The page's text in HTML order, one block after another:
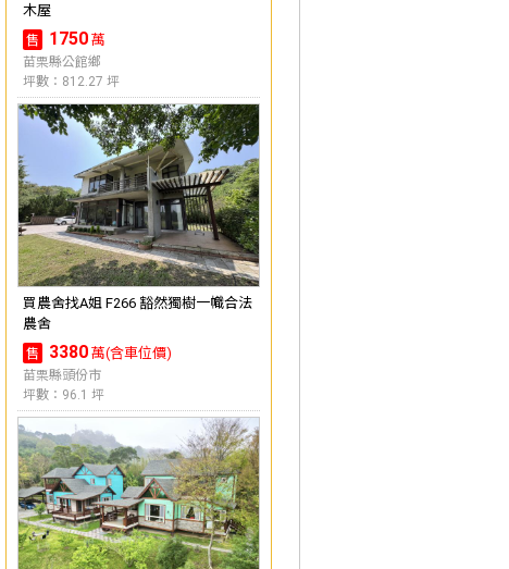
木屋
售 1750 萬
苗栗縣公館鄉
坪數：812.27 坪
買農舍找A姐 F266 豁然獨樹一幟合法
農舍
售 3380 萬(含車位價)
苗栗縣頭份市
坪數：96.1 坪